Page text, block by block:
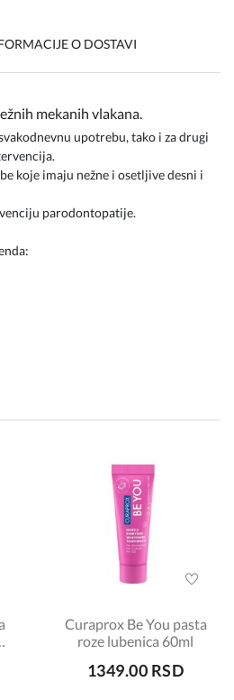
O DOSTAVI
mekanih vlakana.
upotrebu, tako i za drugi
koje imaju nežne i osetljive desni i
parodontopatije.
Curaprox Be You pasta
roze lubenica 60ml
1349.00 RSD